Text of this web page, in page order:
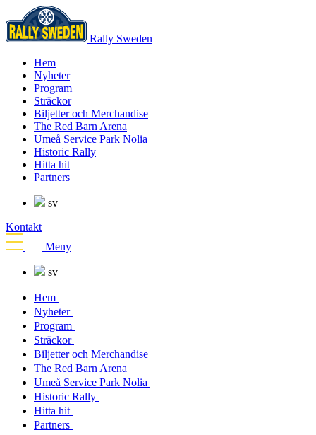
Rally Sweden
Hem
Nyheter
Program
Sträckor
Biljetter och Merchandise
The Red Barn Arena
Umeå Service Park Nolia
Historic Rally
Hitta hit
Partners
sv
Kontakt
Meny
sv
Hem
Nyheter
Program
Sträckor
Biljetter och Merchandise
The Red Barn Arena
Umeå Service Park Nolia
Historic Rally
Hitta hit
Partners